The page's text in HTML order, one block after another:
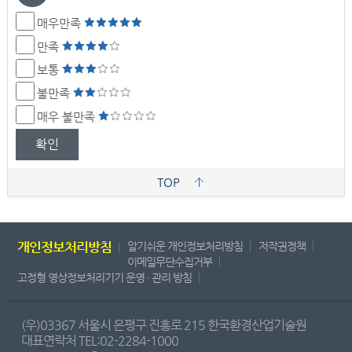
매우만족
만족
보통
불만족
매우 불만족
확인
TOP
개인정보처리방침 알기쉬운 개인정보처리방침
저작권정책
이메일무단수집거부
고정형 영상정보처리기기 운영 · 관리 방침
(우)03367 서울시 은평구 진흥로 215 한국환경산업기술원
대표연락처 TEL:02-2284-1000